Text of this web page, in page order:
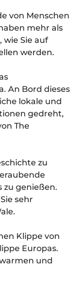
von Menschen
mehr als
Sie auf
werden.
An Bord dieses
lokale und
gedreht,
The
zu
zu genießen.
sehr
Klippe von
Europas.
und